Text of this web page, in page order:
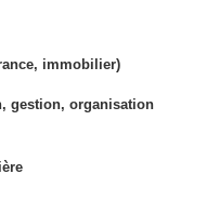
immobilier)
gestion, organisation